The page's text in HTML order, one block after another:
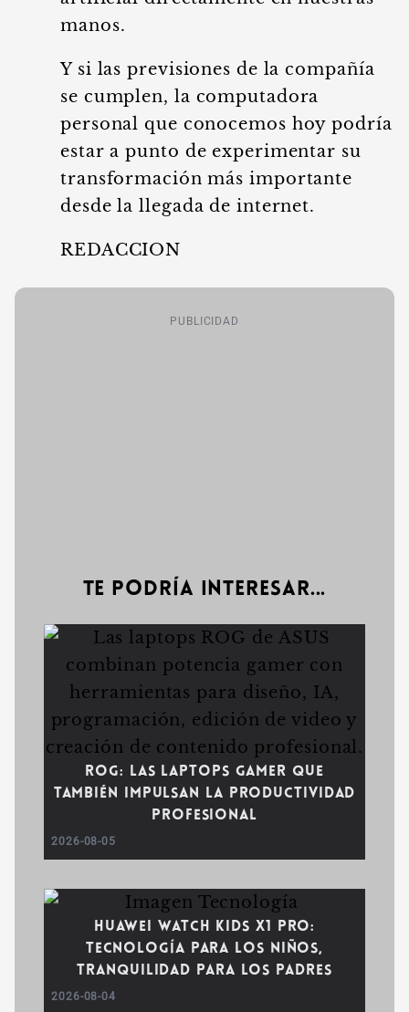
manos.
Y si las previsiones de la compañía
se cumplen, la computadora
personal que conocemos hoy podría
estar a punto de experimentar su
transformación más importante
desde la llegada de internet.
REDACCION
PUBLICIDAD
Te podría interesar...
ROG: las laptops gamer que
también impulsan la productividad
profesional
2026-08-05
Huawei WATCH Kids X1 Pro:
tecnología para los niños,
tranquilidad para los padres
2026-08-04